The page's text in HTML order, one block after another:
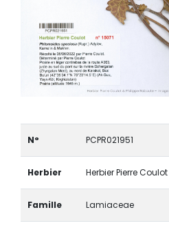
N° PCPR021951
Herbier Herbier Pierre
Famille Lamiaceae